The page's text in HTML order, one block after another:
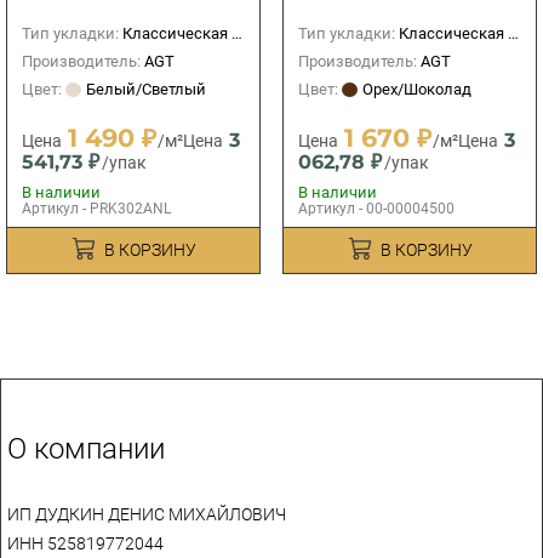
Тип укладки: Классическая (прямая)
Производитель: AGT
Цвет:
Белый/Светлый
Цена 1 490 ₽/м²Цена 3
541,73 ₽/упак
В наличии
Артикул - PRK302ANL
В КОРЗИНУ
Тип укладки: Классическая (прямая)
Производитель: AGT
Цвет:
Орех/Шоколад
Цена 1 670 ₽/м²Цена 3
062,78 ₽/упак
В наличии
Артикул - 00-00004500
В КОРЗИНУ
О компании
ИП ДУДКИН ДЕНИС МИХАЙЛОВИЧ
ИНН 525819772044